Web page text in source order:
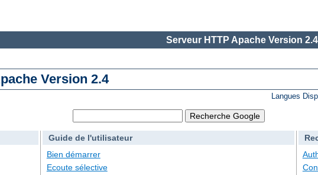
Serveur HTTP Apache Version 2.4
Version 2.4
Langues
Guide de l'utilisateur
Bien démarrer
Ecoute sélective